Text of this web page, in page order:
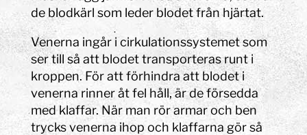
de blodkärl som leder blodet från hjärtat.
Venerna ingår i cirkulationssystemet som
ser till så att blodet transporteras runt i
kroppen. För att förhindra att blodet i
venerna rinner åt fel håll, är de försedda
med klaffar. När man rör armar och ben
trycks venerna ihop och klaffarna gör så